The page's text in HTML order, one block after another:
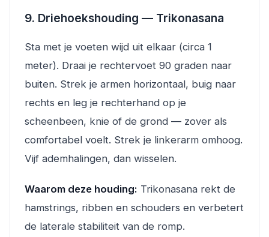
9. Driehoekshouding — Trikonasana
Sta met je voeten wijd uit elkaar (circa 1
meter). Draai je rechtervoet 90 graden naar
buiten. Strek je armen horizontaal, buig naar
rechts en leg je rechterhand op je
scheenbeen, knie of de grond — zover als
comfortabel voelt. Strek je linkerarm omhoog.
Vijf ademhalingen, dan wisselen.
Waarom deze houding: Trikonasana rekt de
hamstrings, ribben en schouders en verbetert
de laterale stabiliteit van de romp.